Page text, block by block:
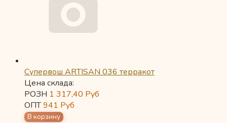
Супервош ARTISAN 036 терракот
Цена склада:
РОЗН 1 317,40 Руб
ОПТ941 Руб